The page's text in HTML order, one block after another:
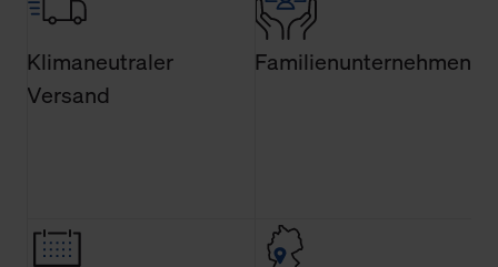
Klimaneutraler
Versand
Familienunternehmen